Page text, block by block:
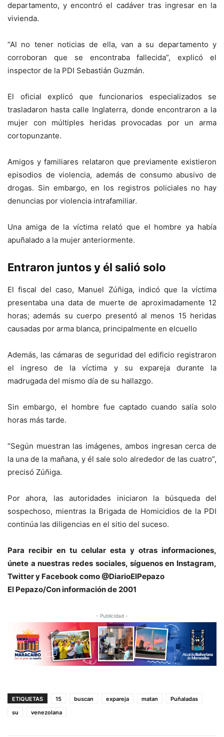
departamento, y encontró el cadáver tras ingresar en la
vivienda.
“Al no tener noticias de ella, van a su departamento y
corroboran que se encontraba fallecida”, explicó el
inspector de la PDI Sebastián Guzmán.
El oficial explicó que funcionarios especializados se
trasladaron hasta calle Inglaterra, donde encontraron a la
mujer con múltiples heridas provocadas por un arma
cortopunzante.
Amigos y familiares relataron que previamente existieron
episodios de violencia, además de consumo abusivo de
drogas. Sin embargo, en los registros policiales no hay
denuncias por violencia intrafamiliar.
Una amiga de la víctima relató que el hombre ya había
apuñalado a la mujer anteriormente.
Entraron juntos y él salió solo
El fiscal del caso, Manuel Zúñiga, indicó que la víctima
presentaba una data de muerte de aproximadamente 12
horas; además su cuerpo presentó al menos 15 heridas
causadas por arma blanca, principalmente en elcuello
Además, las cámaras de seguridad del edificio registraron
el ingreso de la víctima y su expareja durante la
madrugada del mismo día de su hallazgo.
Sin embargo, el hombre fue captado cuando salía solo
horas más tarde.
“Según muestran las imágenes, ambos ingresan cerca de
la una de la mañana, y él sale solo alrededor de las cuatro”,
precisó Zúñiga.
Por ahora, las autoridades iniciaron la búsqueda del
sospechoso, mientras la Brigada de Homicidios de la PDI
continúa las diligencias en el sitio del suceso.
Para recibir en tu celular esta y otras informaciones,
únete a nuestras redes sociales, síguenos en Instagram,
Twitter y Facebook como @DiarioElPepazo
El Pepazo/Con información de 2001
- Publicidad -
ETIQUETAS 15 buscan expareja matan
Puñaladas
su
venezolana